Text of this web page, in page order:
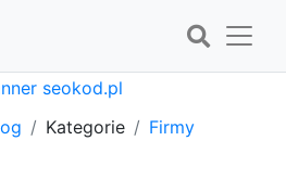
Kategorie
Firmy